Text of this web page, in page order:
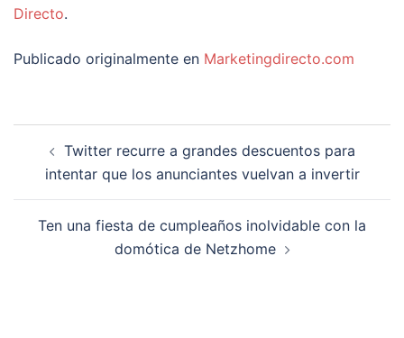
Directo.
Publicado originalmente en Marketingdirecto.com
entradas
Twitter recurre a grandes descuentos para
intentar que los anunciantes vuelvan a invertir
Ten una fiesta de cumpleaños inolvidable con la
domótica de Netzhome